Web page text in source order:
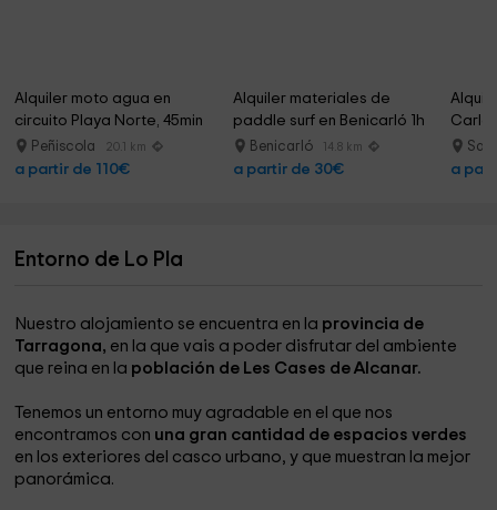
Alquiler moto agua en
circuito Playa Norte, 45min
Peñiscola 20.1 km
a partir de 110€
Alquiler materiales de
paddle surf en Benicarló 1h
Benicarló 14.8 km
a partir de 30€ a
Entorno de Lo Pla
Nuestro alojamiento se encuentra en la provincia de
Tarragona, en la que vais a poder disfrutar del ambiente
que reina en la población de Les Cases de Alcanar.
Tenemos un entorno muy agradable en el que nos
encontramos con una gran cantidad de espacios verdes
en los exteriores del casco urbano, y que muestran la mejor
panorámica.